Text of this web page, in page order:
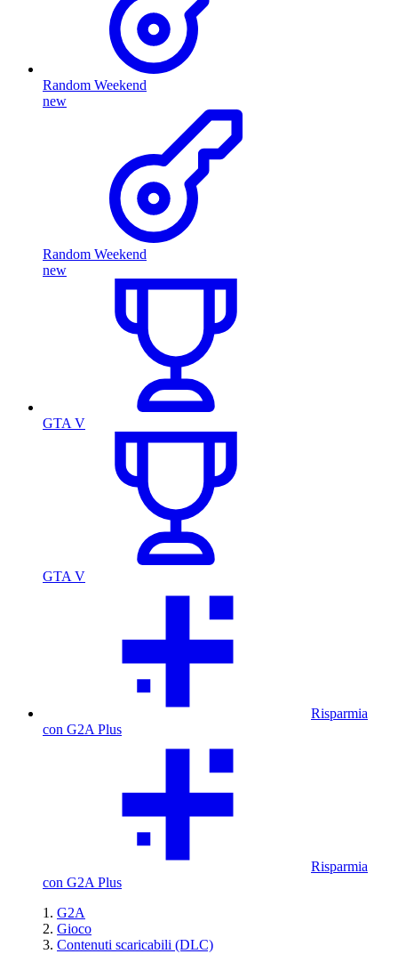
Random Weekend
new
Random Weekend
new
GTA V
GTA V
Risparmia
con G2A Plus
Risparmia
con G2A Plus
G2A
Gioco
Contenuti scaricabili (DLC)